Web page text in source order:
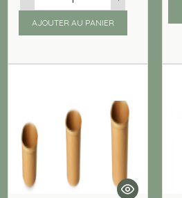
AJOUTER AU PANIER